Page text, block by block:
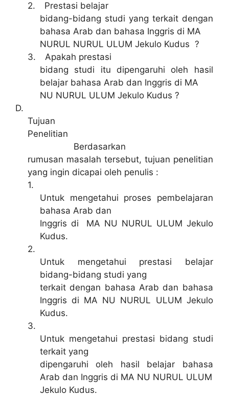
2.
Prestasi belajar
bidang-bidang studi yang terkait dengan
bahasa Arab dan bahasa Inggris di MA
NURUL NURUL ULUM Jekulo Kudus ?
3.
Apakah prestasi
bidang studi itu dipengaruhi oleh hasil
belajar bahasa Arab dan Inggris di MA
NU NURUL ULUM Jekulo Kudus ?
D.
Tujuan
Penelitian
Berdasarkan
rumusan masalah tersebut, tujuan penelitian
yang ingin dicapai oleh penulis :
1.
Untuk mengetahui proses pembelajaran
bahasa Arab dan
Inggris di MA NU NURUL ULUM Jekulo
Kudus.
2.
Untuk mengetahui prestasi belajar
bidang-bidang studi yang
terkait dengan bahasa Arab dan bahasa
Inggris di MA NU NURUL ULUM Jekulo
Kudus.
3.
Untuk mengetahui prestasi bidang studi
terkait yang
dipengaruhi oleh hasil belajar bahasa
Arab dan Inggris di MA NU NURUL ULUM
Jekulo Kudus.